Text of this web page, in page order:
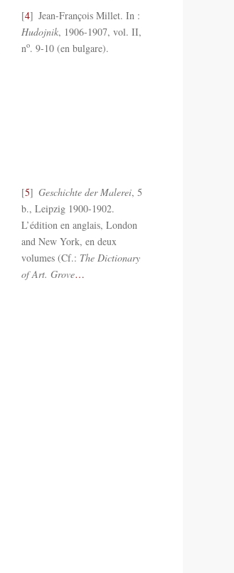
4
Jean-François Millet. In :
Hudojnik, 1906-1907, vol. II,
no. 9-10 (en bulgare).
5 Geschichte der Malerei, 5
b., Leipzig 1900-1902.
L’édition en anglais, London
and New York, en deux
volumes (Cf.: The Dictionary
of Art. Grove…